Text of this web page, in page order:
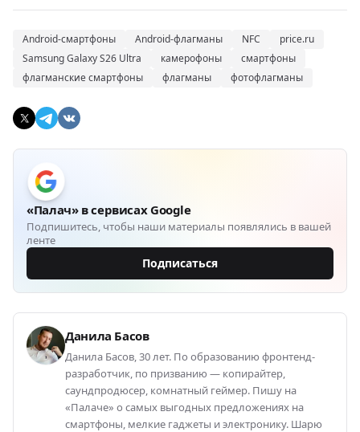
Android-смартфоны Android-флагманы NFC
price.ru
Samsung Galaxy S26 Ultra
камерофоны
смартфоны
флагманские смартфоны
флагманы фотофлагманы
«Палач» в сервисах Google
Подпишитесь, чтобы наши материалы появлялись в вашей
ленте
Подписаться
Данила Басов
Данила Басов, 30 лет. По образованию фронтенд-
разработчик, по призванию — копирайтер,
саундпродюсер, комнатный геймер. Пишу на
«Палаче» о самых выгодных предложениях на
смартфоны, мелкие гаджеты и электронику. Шарю